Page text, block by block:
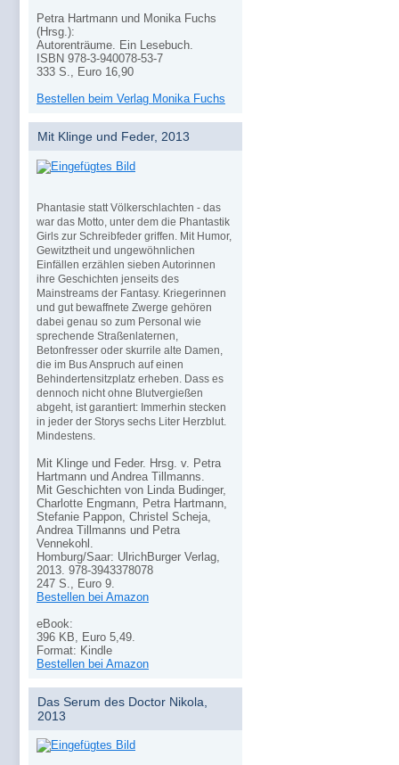
Petra Hartmann und Monika Fuchs
(Hrsg.):
Autorenträume. Ein Lesebuch.
ISBN 978-3-940078-53-7
333 S., Euro 16,90
Bestellen beim Verlag Monika Fuchs
Mit Klinge und Feder, 2013
Phantasie statt Völkerschlachten - das
war das Motto, unter dem die Phantastik
Girls zur Schreibfeder griffen. Mit Humor,
Gewitztheit und ungewöhnlichen
Einfällen erzählen sieben Autorinnen
ihre Geschichten jenseits des
Mainstreams der Fantasy. Kriegerinnen
und gut bewaffnete Zwerge gehören
dabei genau so zum Personal wie
sprechende Straßenlaternen,
Betonfresser oder skurrile alte Damen,
die im Bus Anspruch auf einen
Behindertensitzplatz erheben. Dass es
dennoch nicht ohne Blutvergießen
abgeht, ist garantiert: Immerhin stecken
in jeder der Storys sechs Liter Herzblut.
Mindestens.
Mit Klinge und Feder. Hrsg. v. Petra
Hartmann und Andrea Tillmanns.
Mit Geschichten von Linda Budinger,
Charlotte Engmann, Petra Hartmann,
Stefanie Pappon, Christel Scheja,
Andrea Tillmanns und Petra
Vennekohl.
Homburg/Saar: UlrichBurger Verlag,
2013. 978-3943378078
247 S., Euro 9.
Bestellen bei Amazon
eBook:
396 KB, Euro 5,49.
Format: Kindle
Bestellen bei Amazon
Das Serum des Doctor Nikola,
2013